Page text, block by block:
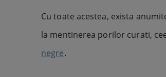
Cu toate acestea, exista
la mentinerea porilor curati,
negre.